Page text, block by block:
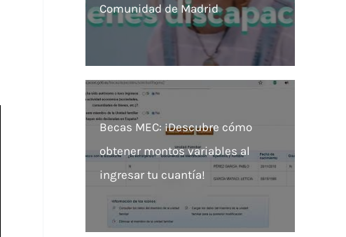
Comunidad de Madrid
Becas MEC: ¡Descubre cómo
obtener montos variables al
ingresar tu cuantía!